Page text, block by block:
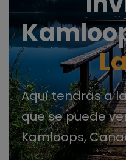
Aquí tendrás a
que se puede
Kamloops,